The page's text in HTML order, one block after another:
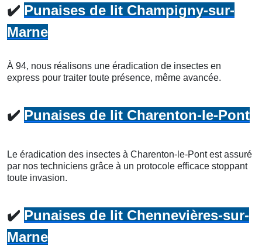
✔️ Punaises de lit Champigny-sur-
Marne
À 94, nous réalisons une éradication de insectes en
express pour traiter toute présence, même avancée.
✔️ Punaises de lit Charenton-le-Pont
Le éradication des insectes à Charenton-le-Pont est assuré
par nos techniciens grâce à un protocole efficace stoppant
toute invasion.
✔️ Punaises de lit Chennevières-sur-
Marne